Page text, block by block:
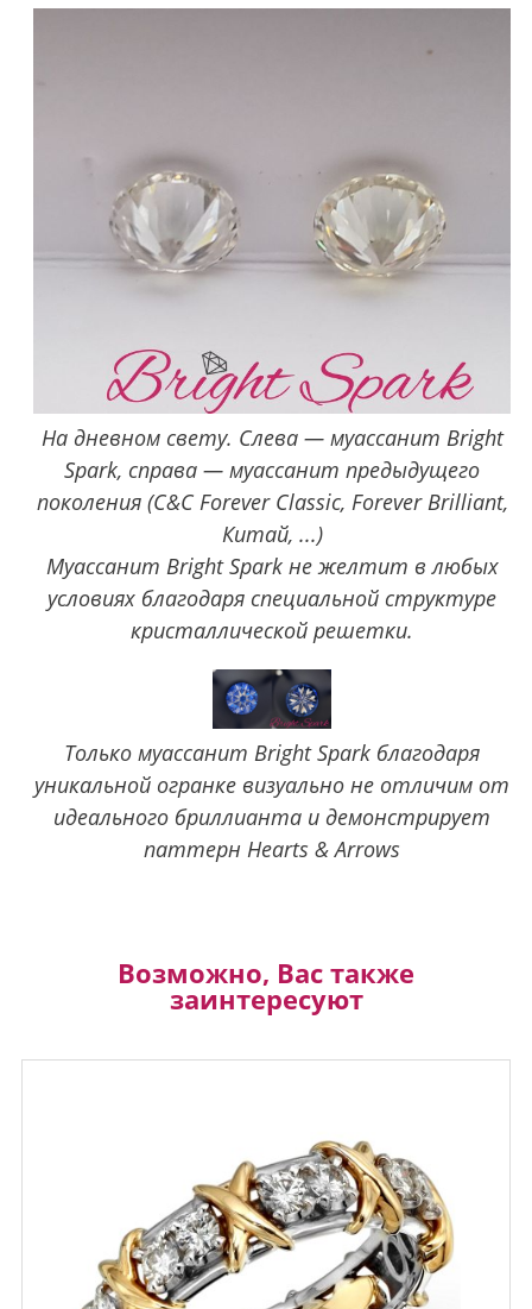
На дневном свету. Слева — муассанит Bright
Spark, справа — муассанит предыдущего
поколения (C&C Forever Classic, Forever Brilliant,
Китай, ...)
Муассанит Bright Spark не желтит в любых
условиях благодаря специальной структуре
кристаллической решетки.
Только муассанит Bright Spark благодаря
уникальной огранке визуально не отличим от
идеального бриллианта и демонстрирует
паттерн Hearts & Arrows
Возможно, Вас также
заинтересуют